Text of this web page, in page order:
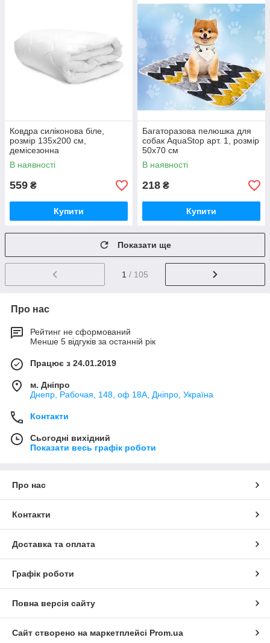
Ковдра силіконова біле,
розмір 135х200 см,
демісезонна
В наявності
559 ₴
Купити
Багаторазова пелюшка для
собак AquaStop арт. 1, розмір
50х70 см
В наявності
218 ₴
Купити
Показати ще
1 / 105
Про нас
Рейтинг не сформований
Менше 5 відгуків за останній рік
Працює з 24.01.2019
м. Дніпро
Днепр, Рабочая, 148, оф 18А, Дніпро, Україна
Контакти
Сьогодні вихідний
Показати весь графік роботи
Про нас
Контакти
Доставка та оплата
Графік роботи
Повна версія сайту
Сайт створено на маркетплейсі Prom.ua